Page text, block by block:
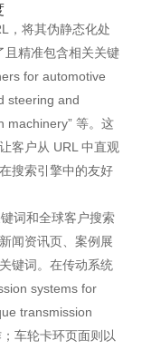
，将其伪静态化处
且精准包含相关关键
for automotive
steering and
machinery” 等。这
客户从 URL 中直观
搜索引擎中的友好
词和全球客户搜索
闻资讯页、案例展
键词。在传动系统
systems for
transmission
车轮卡环页面则以